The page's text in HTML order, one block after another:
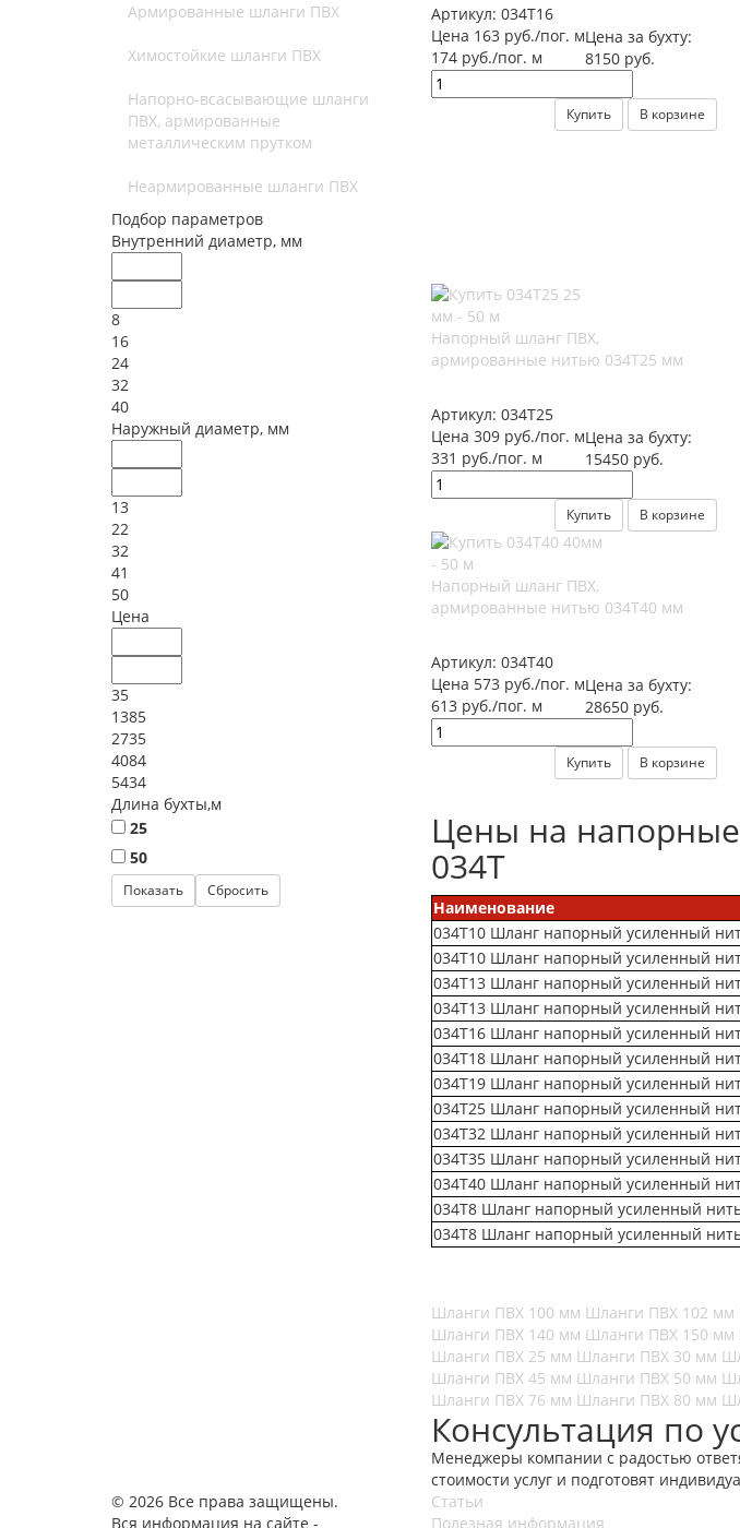
Армированные шланги ПВХ
Химостойкие шланги ПВХ
Напорно-всасывающие шланги
ПВХ, армированные
металлическим прутком
Неармированные шланги ПВХ
Подбор параметров
Внутренний диаметр, мм
8
16
24
32
40
Наружный диаметр, мм
13
22
32
41
50
Цена
35
1385
2735
4084
5434
Длина бухты,м
25
50
Артикул: 034Т16
Цена 163 руб./пог. м
174 руб./пог. м
Цена за бухту:
8150 руб.
Купить В корзине
Напорный шланг ПВХ,
армированные нитью 034Т25 мм
Артикул: 034Т25
Цена 309 руб./пог. м
331 руб./пог. м
Цена за бухту:
15450 руб.
Купить В корзине
Напорный шланг ПВХ,
армированные нитью 034Т40 мм
Артикул: 034Т40
Цена 573 руб./пог. м
613 руб./пог. м
Цена за бухту:
28650 руб.
Купить В корзине
Цены на
034Т
Наименование
034Т10 Шланг напорный усиленный
034Т10 Шланг напорный усиленный
034Т13 Шланг напорный усиленный
034Т13 Шланг напорный усиленный
034Т16 Шланг напорный усиленный
034Т18 Шланг напорный усиленный
034Т19 Шланг напорный усиленный
034Т25 Шланг напорный усиленный
034Т32 Шланг напорный усиленный
034Т35 Шланг напорный усиленный
034Т40 Шланг напорный усиленный
034Т8 Шланг напорный усиленный
034Т8 Шланг напорный усиленный
Шланги ПВХ 100 мм Шланги ПВХ 102 мм
Шланги ПВХ 140 мм Шланги ПВХ 150 мм
Шланги ПВХ 25 мм Шланги ПВХ 30 мм
Шланги ПВХ 45 мм Шланги ПВХ 50 мм
Шланги ПВХ 76 мм Шланги ПВХ 80 мм
Консультация по
Менеджеры компании с радостью
стоимости услуг и подготовят
© 2026 Все права защищены.
Вся информация на сайте -
Статьи
Полезная информация